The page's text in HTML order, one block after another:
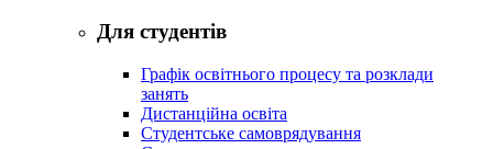
Для студентів
Графік освітнього процесу та розклади
занять
Дистанційна освіта
Студентське самоврядування